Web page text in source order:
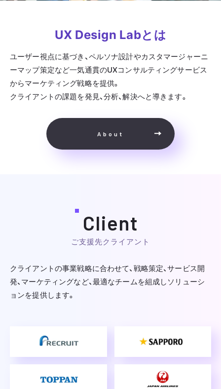
UX Design Labとは
ユーザー視点に基づき、ペルソナ設計やカスタマージャーニ
ーマップ策定など一気通貫のUXコンサルティングサービス
からマーケティング戦略を提供。
クライアントの課題を発見、分析、解決へと導きます。
About
Client
ご支援先クライアント
クライアントの事業戦略に合わせて、戦略策定、サービス開
発、マーケティングなど、最適なチームを組成しソリューシ
ョンを提供します。